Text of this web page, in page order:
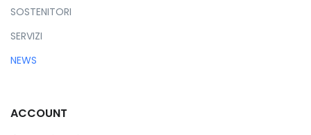
SOSTENITORI
SERVIZI
NEWS
ACCOUNT